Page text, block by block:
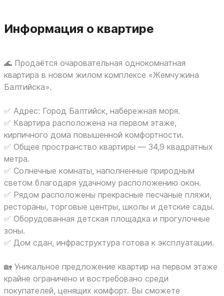
Информация о квартире
🌊 Продаётся очаровательная однокомнатная
квартира в новом жилом комплексе «Жемчужина
Балтийска».
✅ Адрес: Город Балтийск, набережная моря.
✅ Квартира расположена на первом этаже,
кирпичного дома повышенной комфортности.
✅ Общее пространство квартиры — 34,9 квадратных
метра.
✅ Солнечные комнаты, наполненные природным
светом благодаря удачному расположению окон.
✅ Рядом расположены прекрасные песчаные пляжи,
рестораны, торговые центры, школы и детские сады.
✅ Оборудованная детская площадка и прогулочные
зоны.
✅ Дом сдан, инфраструктура готова к эксплуатации.
🏡 Уникальное предложение квартир на первом этаже
крайне ограничено и востребовано среди
покупателей, ценящих комфорт. Вы сможете